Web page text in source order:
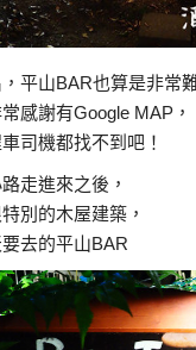
平山BAR也算是非常
感謝有Google MAP，
司機都找不到吧！
走進來之後，
別的木屋建築，
去的平山BAR